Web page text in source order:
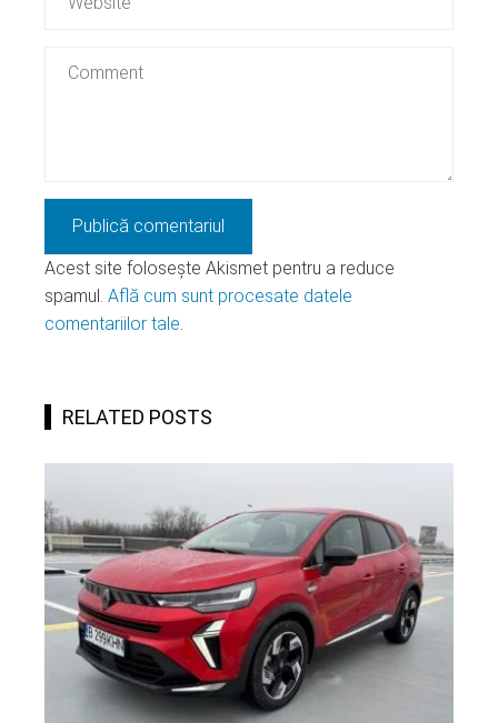
Acest site folosește Akismet pentru a reduce
spamul. Află cum sunt procesate datele
comentariilor tale.
RELATED POSTS